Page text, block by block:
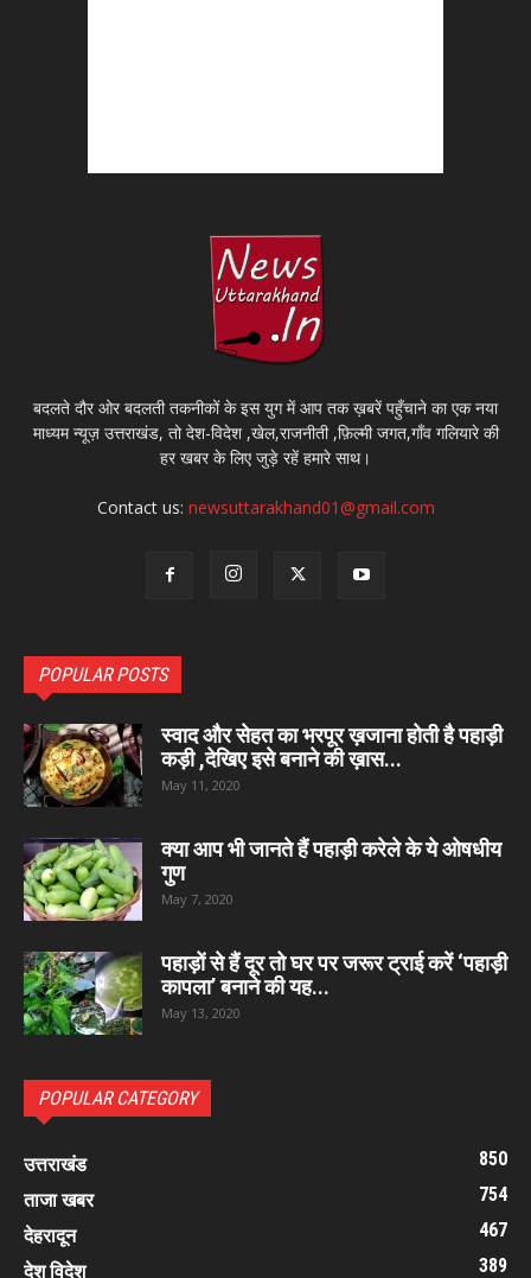
बदलते दौर ओर बदलती तकनीकों के इस युग में आप तक ख़बरें पहुँचाने का एक नया
माध्यम न्यूज़ उत्तराखंड, तो देश-विदेश ,खेल,राजनीती ,फ़िल्मी जगत,गाँव गलियारे की
हर खबर के लिए जुड़े रहें हमारे साथ।
Contact us: newsuttarakhand01@gmail.com
POPULAR POSTS
स्वाद और सेहत का भरपूर ख़जाना होती है पहाड़ी
कड़ी ,देखिए इसे बनाने की ख़ास...
May 11, 2020
क्या आप भी जानते हैं पहाड़ी करेले के ये ओषधीय
गुण
May 7, 2020
पहाड़ों से हैं दूर तो घर पर जरूर ट्राई करें ‘पहाड़ी
कापला’ बनाने की यह...
May 13, 2020
POPULAR CATEGORY
उत्तराखंड
850
ताजा खबर
754
देहरादून
467
देश विदेश
389